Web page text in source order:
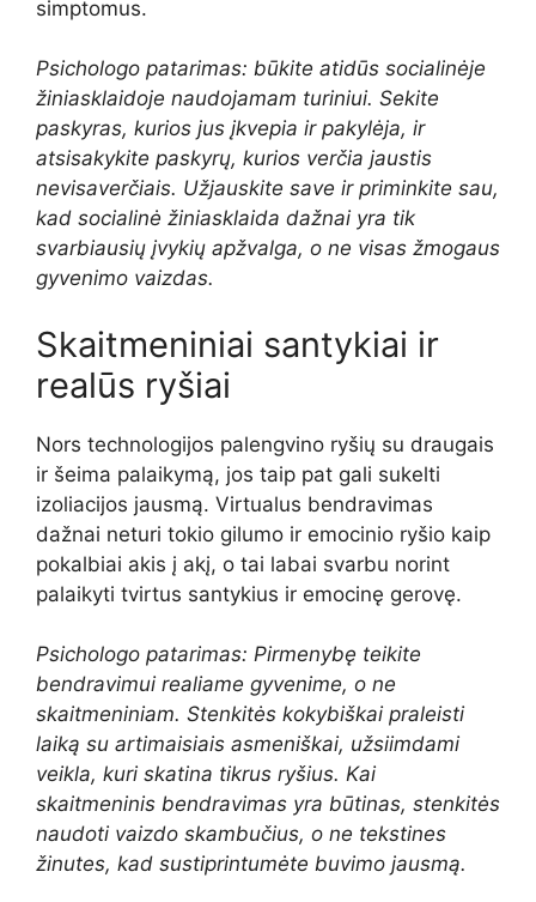
simptomus.
Psichologo patarimas: būkite atidūs socialinėje
žiniasklaidoje naudojamam turiniui. Sekite
paskyras, kurios jus įkvepia ir pakylėja, ir
atsisakykite paskyrų, kurios verčia jaustis
nevisaverčiais. Užjauskite save ir priminkite sau,
kad socialinė žiniasklaida dažnai yra tik
svarbiausių įvykių apžvalga, o ne visas žmogaus
gyvenimo vaizdas.
Skaitmeniniai santykiai ir
realūs ryšiai
Nors technologijos palengvino ryšių su draugais
ir šeima palaikymą, jos taip pat gali sukelti
izoliacijos jausmą. Virtualus bendravimas
dažnai neturi tokio gilumo ir emocinio ryšio kaip
pokalbiai akis į akį, o tai labai svarbu norint
palaikyti tvirtus santykius ir emocinę gerovę.
Psichologo patarimas: Pirmenybę teikite
bendravimui realiame gyvenime, o ne
skaitmeniniam. Stenkitės kokybiškai praleisti
laiką su artimaisiais asmeniškai, užsiimdami
veikla, kuri skatina tikrus ryšius. Kai
skaitmeninis bendravimas yra būtinas, stenkitės
naudoti vaizdo skambučius, o ne tekstines
žinutes, kad sustiprintumėte buvimo jausmą.